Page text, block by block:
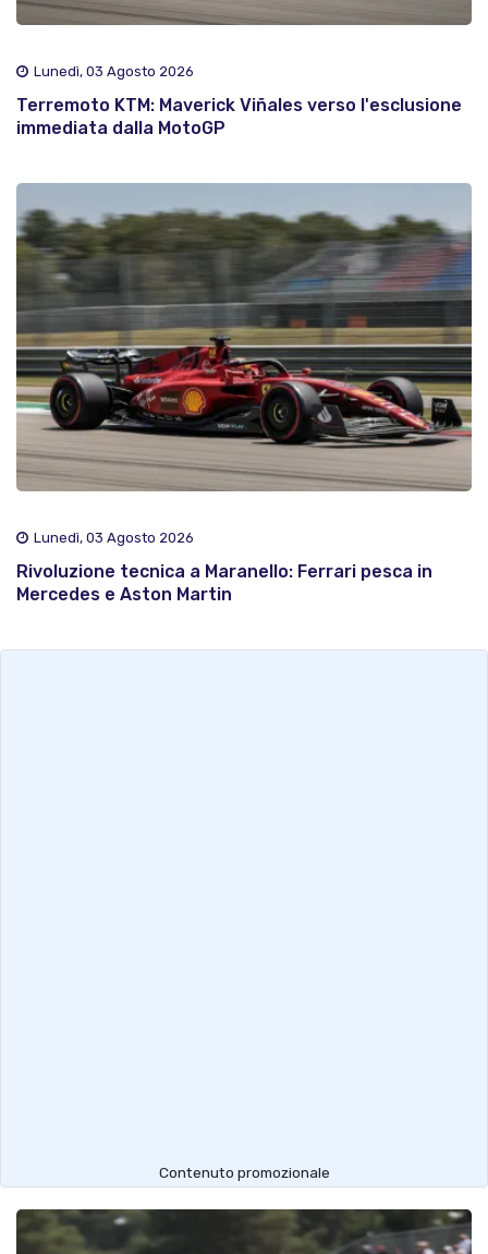
Lunedì, 03 Agosto 2026
Terremoto KTM: Maverick Viñales verso l'esclusione
immediata dalla MotoGP
Lunedì, 03 Agosto 2026
Rivoluzione tecnica a Maranello: Ferrari pesca in
Mercedes e Aston Martin
Contenuto promozionale